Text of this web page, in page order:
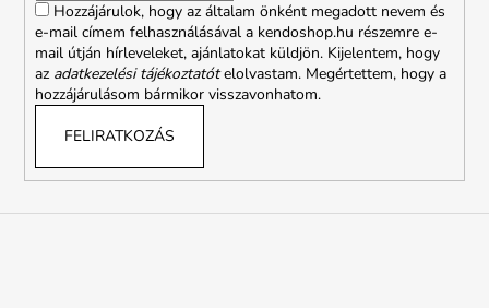
Hozzájárulok, hogy az általam önként megadott nevem és
e-mail címem felhasználásával a kendoshop.hu részemre e-
mail útján hírleveleket, ajánlatokat küldjön. Kijelentem, hogy
az adatkezelési tájékoztatót elolvastam. Megértettem, hogy a
hozzájárulásom bármikor visszavonhatom.
FELIRATKOZÁS